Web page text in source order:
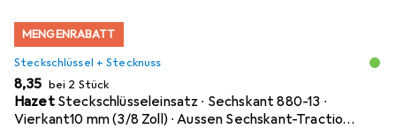
MENGENRABATT
Steckschlüssel + Stecknuss
EUR
8,35 bei 2 Stück
Hazet Steckschlüsseleinsatz ∙ Sechskant 880-13 ∙
Vierkant10 mm (3/8 Zoll) ∙ Aussen Sechskant-Tractio…